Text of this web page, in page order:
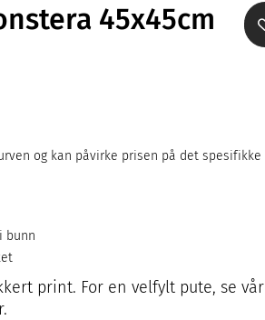
45x45cm
og kan påvirke prisen på det spesifikke
bunn
print. For en velfylt pute, se vår